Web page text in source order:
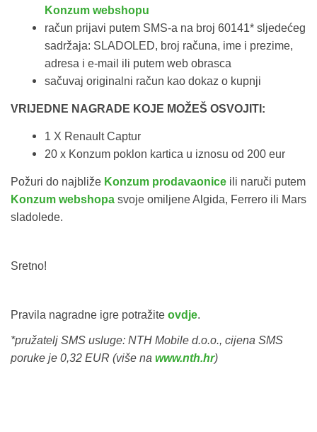
Konzum webshopu
račun prijavi putem SMS-a na broj 60141* sljedećeg
sadržaja: SLADOLED, broj računa, ime i prezime,
adresa i e-mail ili putem web obrasca
sačuvaj originalni račun kao dokaz o kupnji
VRIJEDNE NAGRADE KOJE MOŽEŠ OSVOJITI:
1 X Renault Captur
20 x Konzum poklon kartica u iznosu od 200 eur
Požuri do najbliže Konzum prodavaonice ili naruči putem
Konzum webshopa svoje omiljene Algida, Ferrero ili Mars
sladolede.
Sretno!
Pravila nagradne igre potražite ovdje.
*pružatelj SMS usluge: NTH Mobile d.o.o., cijena SMS
poruke je 0,32 EUR (više na www.nth.hr)